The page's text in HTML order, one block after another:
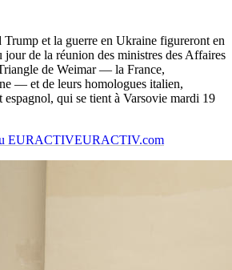
et la guerre en Ukraine figureront en
jour de la réunion des ministres des Affaires
de Weimar — la France,
— et de leurs homologues italien,
qui se tient à Varsovie mardi 19
EURACTIVEURACTIV.com